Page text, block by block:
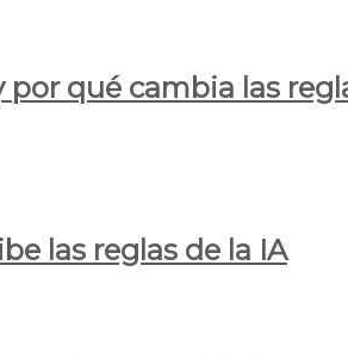
qué cambia las
las reglas de la IA